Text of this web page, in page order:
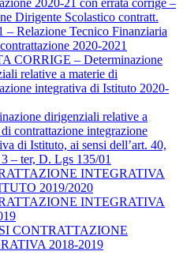
2020-21 con errata corrige –
Dirigente Scolastico contratt.
– Relazione Tecnico Finanziaria
2020-2021
CORRIGE – Determinazione
relative a materie di
integrativa di Istituto 2020-
dirigenziali relative a
contrattazione integrazione
di Istituto, ai sensi dell’art. 40,
– ter, D. Lgs 135/01
INTEGRATIVA
2019/2020
INTEGRATIVA
CONTRATTAZIONE
2018-2019